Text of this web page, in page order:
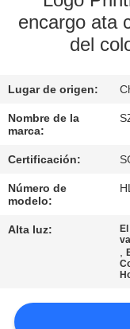
LA
FÁBRICA
CONTROL
DE
CALIDAD
CONTACTA
CON
NOTICIAS
encargo ata
del
Lugar de origen:
Nombre de la
marca:
Certificación:
Número de
modelo:
Alta luz:
,